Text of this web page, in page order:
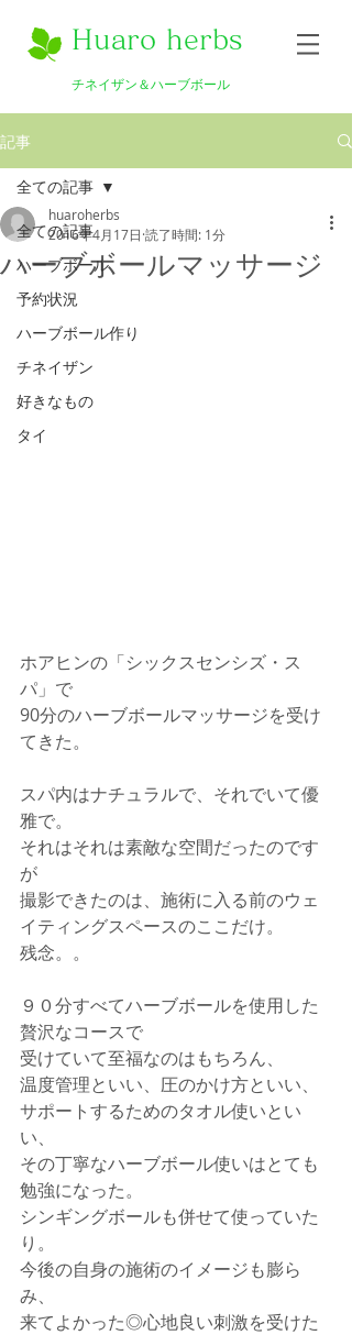
Huaro herbs
チネイザン＆ハーブボール
記事
全ての記事
ハーブボール
予約状況
ハーブボール作り
チネイザン
好きなもの
タイ
全ての記事
ハーブボールマッサージ
huaroherbs
2016年4月17日 読了時間: 1分
ホアヒンの「シックスセンシズ・ス
パ」で
90分のハーブボールマッサージを受け
てきた。
スパ内はナチュラルで、それでいて優
雅で。
それはそれは素敵な空間だったのです
が
撮影できたのは、施術に入る前のウェ
イティングスペースのここだけ。
残念。。
９０分すべてハーブボールを使用した
贅沢なコースで
受けていて至福なのはもちろん、
温度管理といい、圧のかけ方といい、
サポートするためのタオル使いとい
い、
その丁寧なハーブボール使いはとても
勉強になった。
シンギングボールも併せて使っていた
り。
今後の自身の施術のイメージも膨ら
み、
来てよかった◎心地良い刺激を受けた